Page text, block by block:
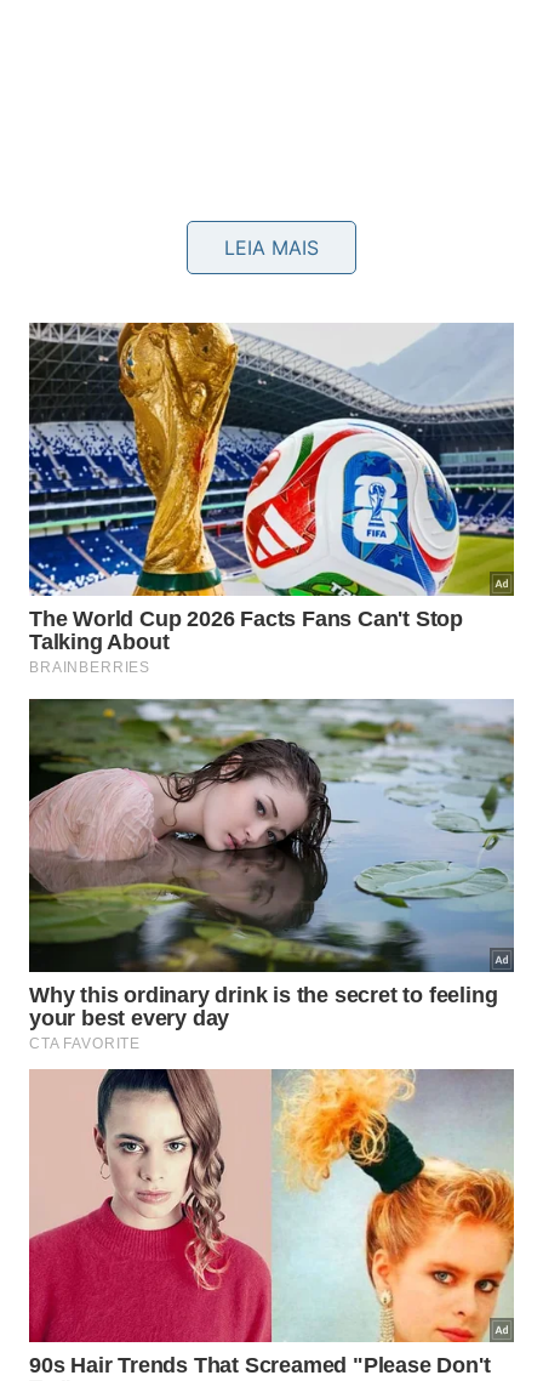
um contrato entre o GRU Airport, administradora do
terminal, e a AMOS – Airport Mobility Solutions. A
empresa será responsável pela gestão do espaço
dedicado aos aplicativos de transporte na área
externa do Terminal 2, trazendo uma operação mais
estruturada e eficiente.
Novo espaço para transporte por aplicativo no Terminal 2
de Guarulhos -
Divulgação
A iniciativa inclui também a implementação de
tecnologias, equipamentos e mobiliário, além de
LEIA MAIS